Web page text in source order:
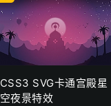
CSS3 SVG卡通宫殿星
空夜景特效